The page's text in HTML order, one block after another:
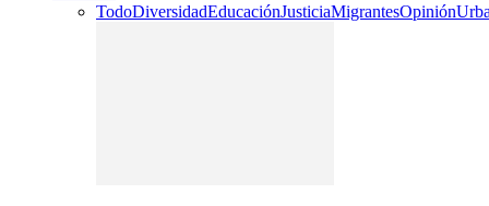
TodoDiversidadEducaciónJusticiaMigrantesOpinión